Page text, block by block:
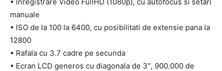
manuale
• ISO de la 100 la 6400, cu posibilitati de extensie pana la
12800
• Rafala cu 3.7 cadre pe secunda
• Ecran LCD generos cu diagonala de 3″, 900.000 de